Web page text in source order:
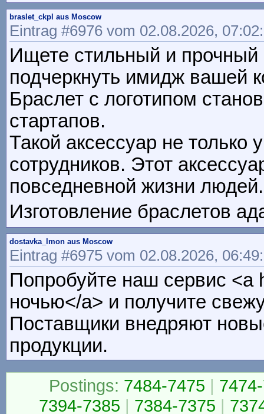
braslet_ckpl aus Moscow
Eintrag #6976 vom 02.08.2026,
Ищете стильный и прочный
подчеркнуть имидж вашей
Браслет с логотипом
стартапов.
Такой аксессуар не только
сотрудников. Этот
повседневной жизни людей.
Изготовление браслетов
dostavka_lmon aus Moscow
Eintrag #6975 vom 02.08.2026,
Попробуйте наш сервис <a
ночью</a> и получите
Поставщики внедряют
продукции.
Postings: 7484-7475 |
7394-7385 | 7384-7375 |